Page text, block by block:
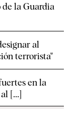
de la Guardia
al
terrorista"
en la
[...]